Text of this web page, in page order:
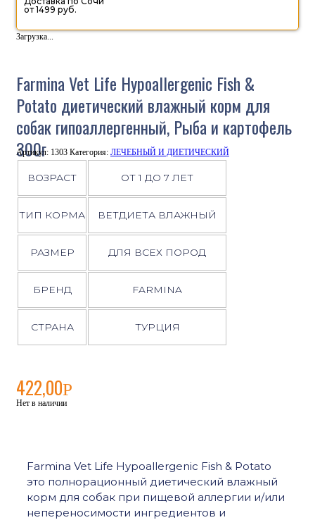
от 1499 руб.
Загрузка...
Farmina Vet Life Hypoallergenic Fish &
Potato диетический влажный корм для
собак гипоаллергенный, Рыба и картофель
300г
Артикул: 1303 Категория: ЛЕЧЕБНЫЙ И ДИЕТИЧЕСКИЙ
ВОЗРАСТ ОТ 1 ДО 7 ЛЕТ
ТИП КОРМА ВЕТДИЕТА ВЛАЖНЫЙ
РАЗМЕР ДЛЯ ВСЕХ ПОРОД
БРЕНД FARMINA
СТРАНА ТУРЦИЯ
422,00Р
Нет в наличии
Farmina Vet Life Hypoallergenic Fish & Potato
это полнорационный диетический влажный
корм для собак при пищевой аллергии и/или
непереносимости ингредиентов и